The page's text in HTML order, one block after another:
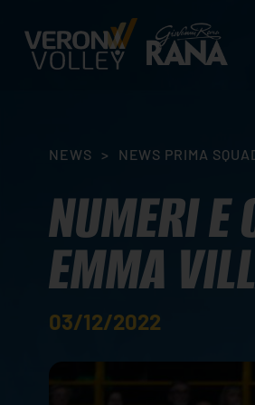
NEWS > NEWS PRIMA
NUMERI E
EMMA
03/12/2022